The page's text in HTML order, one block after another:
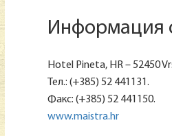
Информация
Hotel Pineta, HR – 52450
Тел.: (+385) 52 441131.
Факс: (+385) 52 441150.
www.maistra.hr